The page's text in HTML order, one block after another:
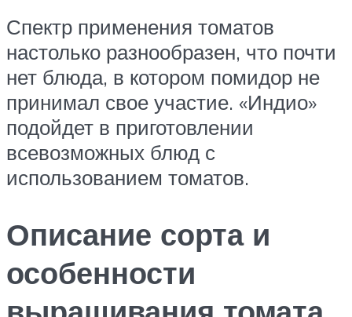
Спектр применения томатов
настолько разнообразен, что почти
нет блюда, в котором помидор не
принимал свое участие. «Индио»
подойдет в приготовлении
всевозможных блюд с
использованием томатов.
Описание сорта и
особенности